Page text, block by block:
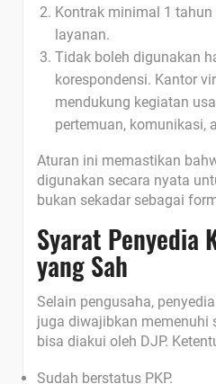
Kontrak minimal 1
layanan.
Tidak boleh digunakan
korespondensi. Kantor
mendukung kegiatan
pertemuan, komunikasi,
Aturan ini memastikan
digunakan secara nyata
bukan sekadar sebagai
Syarat Penyedia
yang Sah
Selain pengusaha,
juga diwajibkan memenuhi
bisa diakui oleh DJP.
Sudah berstatus PKP.